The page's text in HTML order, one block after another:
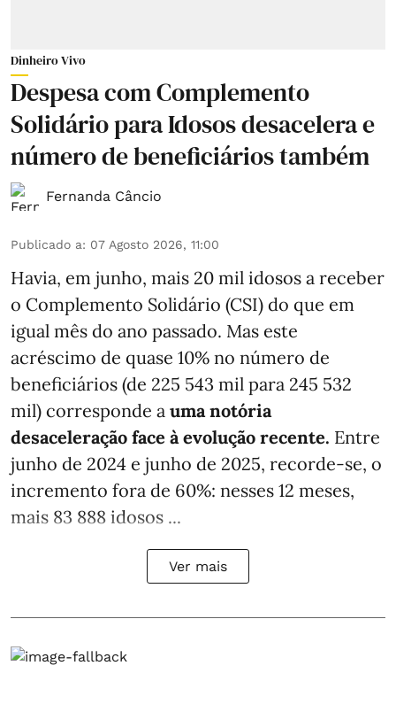
Dinheiro Vivo
Despesa com Complemento
Solidário para Idosos desacelera e
número de beneficiários também
Fernanda Câncio
Publicado a: 07 Agosto 2026, 11:00
Havia, em junho, mais 20 mil idosos a receber
o Complemento Solidário (CSI) do que em
igual mês do ano passado. Mas este
acréscimo de quase 10% no número de
beneficiários (de 225 543 mil para 245 532
mil) corresponde a uma notória
desaceleração face à evolução recente. Entre
junho de 2024 e junho de 2025, recorde-se, o
incremento fora de 60%: nesses 12 meses,
mais 83 888 idosos ...
Ver mais